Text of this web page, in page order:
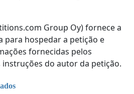
Group Oy) fornece a
para hospedar a petição e
fornecidas pelos
do autor da petição.